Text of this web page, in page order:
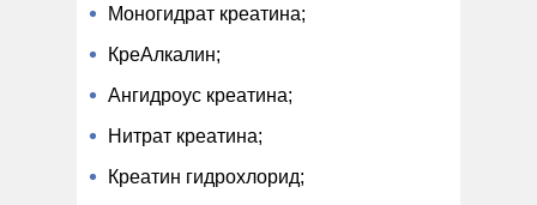
Моногидрат креатина;
КреАлкалин;
Ангидроус креатина;
Нитрат креатина;
Креатин гидрохлорид;